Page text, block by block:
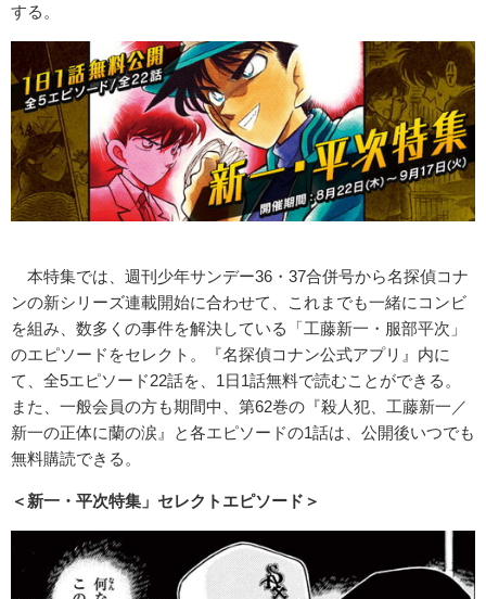
する。
本特集では、週刊少年サンデー36・37合併号から名探偵コナ
ンの新シリーズ連載開始に合わせて、これまでも一緒にコンビ
を組み、数多くの事件を解決している「工藤新一・服部平次」
のエピソードをセレクト。『名探偵コナン公式アプリ』内に
て、全5エピソード22話を、1日1話無料で読むことができる。
また、一般会員の方も期間中、第62巻の『殺人犯、工藤新一／
新一の正体に蘭の涙』と各エピソードの1話は、公開後いつでも
無料購読できる。
＜新一・平次特集」セレクトエピソード＞